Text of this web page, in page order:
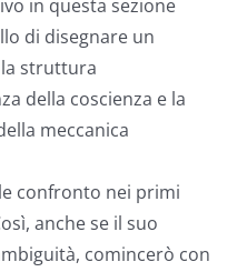
in questa sezione
di disegnare un
struttura
della coscienza e la
meccanica
confronto nei primi
anche se il suo
comincerò con